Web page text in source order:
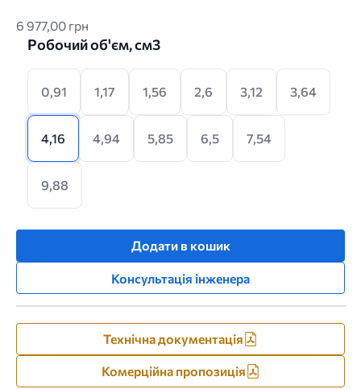
6 977,00 грн
Робочий об'єм, см3
0,91 1,17 1,56 2,6 3,12 3,64
4,16 4,94 5,85 6,5 7,54
9,88
Додати в кошик
Консультація інженера
Технічна документація
Комерційна пропозиція